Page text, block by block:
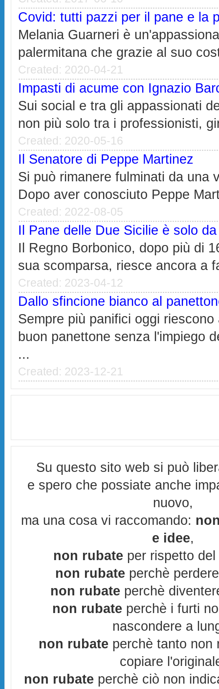
Covid: tutti pazzi per il pane e la
Melania Guarneri è
palermitana che grazie al suo
Created: 2020-04-21
Impasti di acume con Ignazio
Sui social e tra gli appassionati
non più solo tra i professionisti,
Created: 2020-05-16
Il Senatore di Peppe Martinez
Si può rimanere fulminati da una
Dopo aver conosciuto Peppe
Created: 2022-08-05
Il Pane delle Due Sicilie è solo
Il Regno Borbonico, dopo più di
sua scomparsa, riesce ancora a
Created: 2023-04-12
Dallo sfincione bianco al
Sempre più panifici oggi
buon panettone senza l'impiego
...
Created: 2023-12-21
Su questo sito web si può
e spero che possiate anche
nuovo,
ma una cosa vi raccomando:
e idee,
non rubate per rispetto
non rubate perchè
non rubate perchè
non rubate perchè i furti
nascondere a
non rubate perchè tanto non
copiare
non rubate perchè ciò non